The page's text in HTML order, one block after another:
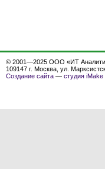
© 2001—2025 ООО «ИТ
109147 г. Москва, ул.
Создание сайта — студия iMake